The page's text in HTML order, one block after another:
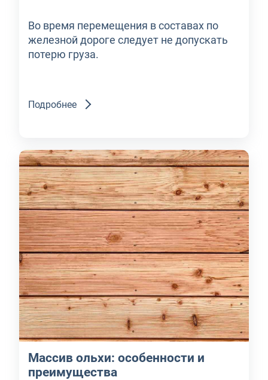
Во время перемещения в составах по
железной дороге следует не допускать
потерю груза.
Подробнее
Массив ольхи: особенности и
преимущества